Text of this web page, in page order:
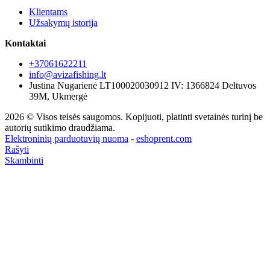
Klientams
Užsakymų istorija
Kontaktai
+37061622211
info@avizafishing.lt
Justina Nugarienė LT100020030912 IV: 1366824 Deltuvos
39M, Ukmergė
2026 © Visos teisės saugomos. Kopijuoti, platinti svetainės turinį be
autorių sutikimo draudžiama.
Elektroninių parduotuvių nuoma - eshoprent.com
Rašyti
Skambinti